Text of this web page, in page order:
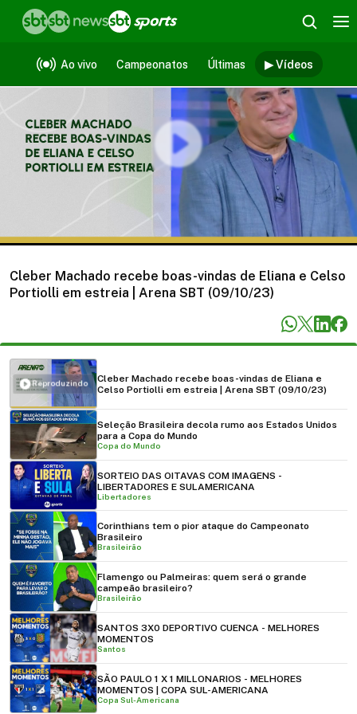
Ao vivo Campeonatos Últimas ▶ Vídeos
Vídeos
Cleber Machado recebe boas-vindas de Eliana e Celso
Portiolli em estreia | Arena SBT (09/10/23)
Reproduzindo
Cleber Machado recebe boas-vindas de Eliana e
Celso Portiolli em estreia | Arena SBT (09/10/23)
Seleção Brasileira decola rumo aos Estados Unidos
para a Copa do Mundo
Copa do Mundo
SORTEIO DAS OITAVAS COM IMAGENS -
LIBERTADORES E SULAMERICANA
Libertadores
Corinthians tem o pior ataque do Campeonato
Brasileiro
Brasileirão
Flamengo ou Palmeiras: quem será o grande
campeão brasileiro?
Brasileirão
SANTOS 3X0 DEPORTIVO CUENCA - MELHORES
MOMENTOS
Santos
SÃO PAULO 1 X 1 MILLONARIOS - MELHORES
MOMENTOS | COPA SUL-AMERICANA
Copa Sul-Americana